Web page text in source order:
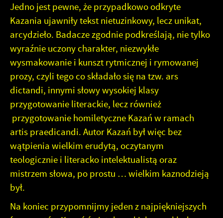
Jedno jest pewne, że przypadkowo odkryte
Kazania ujawniły tekst nietuzinkowy, lecz unikat,
arcydzieło. Badacze zgodnie podkreślają, nie tylko
wyraźnie uczony charakter, niezwykłe
wysmakowanie i kunszt rytmicznej i rymowanej
prozy, czyli tego co składało się na tzw. ars
dictandi, innymi słowy wysokiej klasy
przygotowanie literackie, lecz również
przygotowanie homiletyczne Kazań w ramach
artis praedicandi. Autor Kazań był więc bez
wątpienia wielkim erudytą, oczytanym
teologicznie i literacko intelektualistą oraz
mistrzem słowa, po prostu … wielkim kaznodzieją
był.
Na koniec przypomnijmy jeden z najpiękniejszych